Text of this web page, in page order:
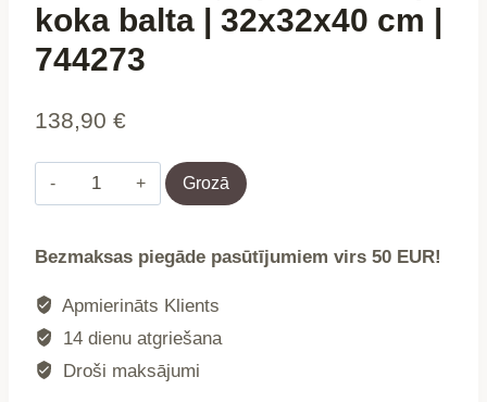
koka balta | 32x32x40 cm |
744273
138,90 €
Žurnālgaldiņš
|
|
koka
32x32x40
Grozā
Bezmaksas piegāde pasūtījumiem virs 50 EUR!
Apmierināts Klients
14 dienu atgriešana
Droši maksājumi